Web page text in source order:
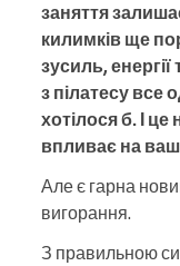
заняття
килимків ще
зусиль,
з пілатесу все
хотілося б. І
впливає на ваш
Але є гарна
вигорання.
З правильною